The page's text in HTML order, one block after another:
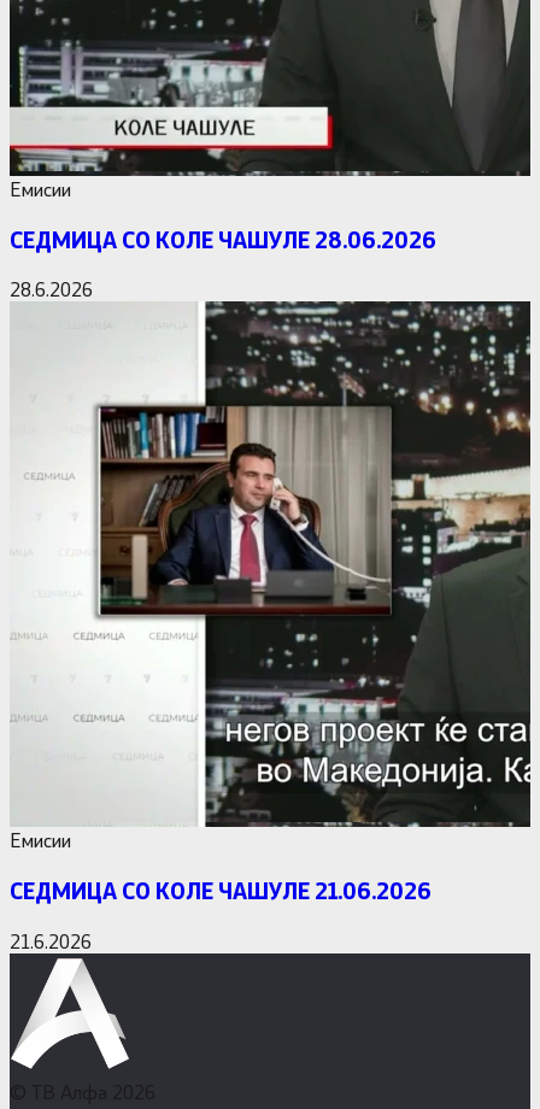
Емисии
СЕДМИЦА СО КОЛЕ ЧАШУЛЕ 28.06.2026
28.6.2026
Емисии
СЕДМИЦА СО КОЛЕ ЧАШУЛЕ 21.06.2026
21.6.2026
© ТВ Алфа 2026